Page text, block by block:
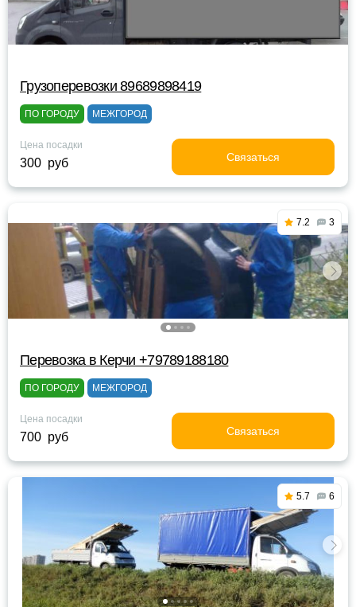
Грузоперевозки 89689898419
ПО ГОРОДУ МЕЖГОРОД
Цена посадки
300 руб Связаться
7.2 3
Перевозка в Керчи +79789188180
ПО ГОРОДУ МЕЖГОРОД
Цена посадки
700 руб Связаться
5.7 6